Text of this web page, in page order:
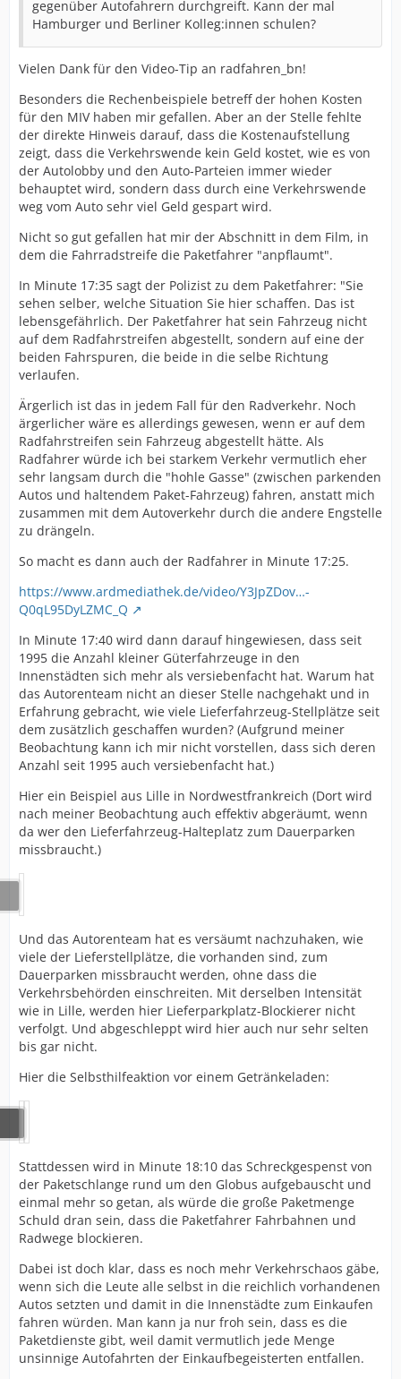
gegenüber Autofahrern durchgreift. Kann der mal
Hamburger und Berliner Kolleg:innen schulen?
Vielen Dank für den Video-Tip an radfahren_bn!
Besonders die Rechenbeispiele betreff der hohen Kosten
für den MIV haben mir gefallen. Aber an der Stelle fehlte
der direkte Hinweis darauf, dass die Kostenaufstellung
zeigt, dass die Verkehrswende kein Geld kostet, wie es von
der Autolobby und den Auto-Parteien immer wieder
behauptet wird, sondern dass durch eine Verkehrswende
weg vom Auto sehr viel Geld gespart wird.
Nicht so gut gefallen hat mir der Abschnitt in dem Film, in
dem die Fahrradstreife die Paketfahrer "anpflaumt".
In Minute 17:35 sagt der Polizist zu dem Paketfahrer: "Sie
sehen selber, welche Situation Sie hier schaffen. Das ist
lebensgefährlich. Der Paketfahrer hat sein Fahrzeug nicht
auf dem Radfahrstreifen abgestellt, sondern auf eine der
beiden Fahrspuren, die beide in die selbe Richtung
verlaufen.
Ärgerlich ist das in jedem Fall für den Radverkehr. Noch
ärgerlicher wäre es allerdings gewesen, wenn er auf dem
Radfahrstreifen sein Fahrzeug abgestellt hätte. Als
Radfahrer würde ich bei starkem Verkehr vermutlich eher
sehr langsam durch die "hohle Gasse" (zwischen parkenden
Autos und haltendem Paket-Fahrzeug) fahren, anstatt mich
zusammen mit dem Autoverkehr durch die andere Engstelle
zu drängeln.
So macht es dann auch der Radfahrer in Minute 17:25.
https://www.ardmediathek.de/video/Y3JpZDov…-
Q0qL95DyLZMC_Q
In Minute 17:40 wird dann darauf hingewiesen, dass seit
1995 die Anzahl kleiner Güterfahrzeuge in den
Innenstädten sich mehr als versiebenfacht hat. Warum hat
das Autorenteam nicht an dieser Stelle nachgehakt und in
Erfahrung gebracht, wie viele Lieferfahrzeug-Stellplätze seit
dem zusätzlich geschaffen wurden? (Aufgrund meiner
Beobachtung kann ich mir nicht vorstellen, dass sich deren
Anzahl seit 1995 auch versiebenfacht hat.)
Hier ein Beispiel aus Lille in Nordwestfrankreich (Dort wird
nach meiner Beobachtung auch effektiv abgeräumt, wenn
da wer den Lieferfahrzeug-Halteplatz zum Dauerparken
missbraucht.)
Und das Autorenteam hat es versäumt nachzuhaken, wie
viele der Lieferstellplätze, die vorhanden sind, zum
Dauerparken missbraucht werden, ohne dass die
Verkehrsbehörden einschreiten. Mit derselben Intensität
wie in Lille, werden hier Lieferparkplatz-Blockierer nicht
verfolgt. Und abgeschleppt wird hier auch nur sehr selten
bis gar nicht.
Hier die Selbsthilfeaktion vor einem Getränkeladen:
Stattdessen wird in Minute 18:10 das Schreckgespenst von
der Paketschlange rund um den Globus aufgebauscht und
einmal mehr so getan, als würde die große Paketmenge
Schuld dran sein, dass die Paketfahrer Fahrbahnen und
Radwege blockieren.
Dabei ist doch klar, dass es noch mehr Verkehrschaos gäbe,
wenn sich die Leute alle selbst in die reichlich vorhandenen
Autos setzten und damit in die Innenstädte zum Einkaufen
fahren würden. Man kann ja nur froh sein, dass es die
Paketdienste gibt, weil damit vermutlich jede Menge
unsinnige Autofahrten der Einkaufbegeisterten entfallen.